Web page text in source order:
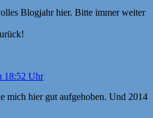
Blogjahr hier. Bitte immer weiter
18:52 Uhr
mich hier gut aufgehoben. Und 2014